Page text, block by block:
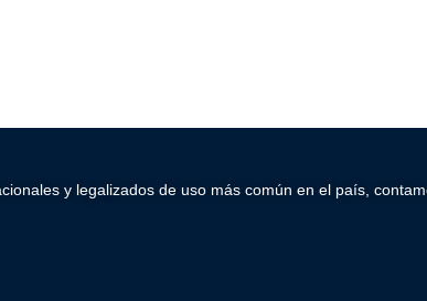
y legalizados de uso más común en el país,